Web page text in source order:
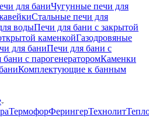
для баниЧугунные печи для
Стальные печи для
водыПечи для бани с закрытой
каменкойГазодровяные
для баниПечи для бани с
с парогенераторомКаменки
Комплектующие к банным
ТермофорФерингерТехнолит